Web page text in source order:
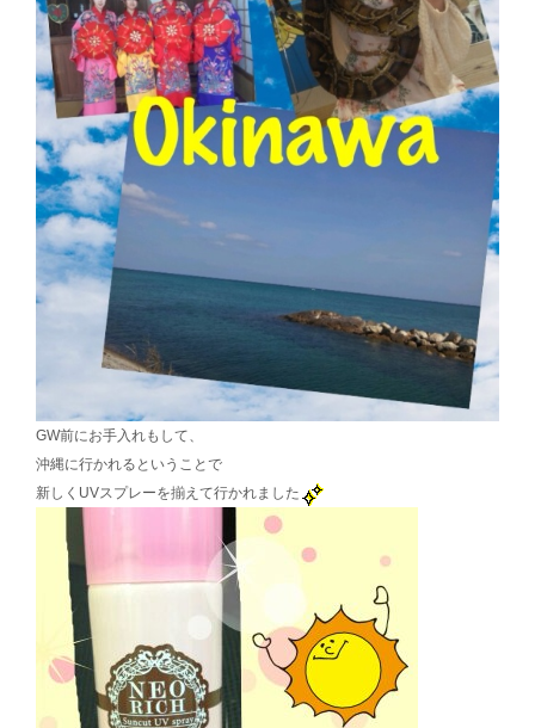
GW前にお手入れもして、
沖縄に行かれるということで
新しくUVスプレーを揃えて行かれました